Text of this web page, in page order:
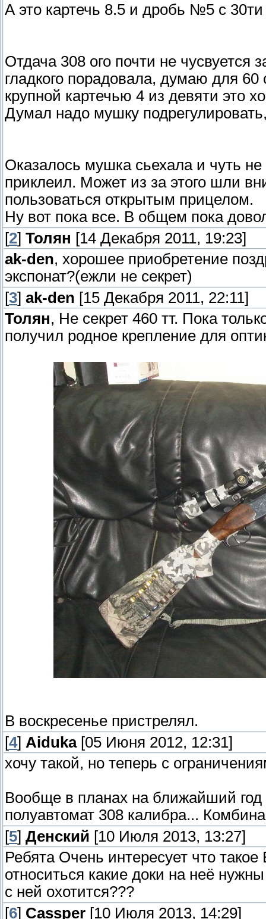
А это картечь 8.5 и дробь №5 с
Отдача 308 ого почти не чусвуется
гладкого порадовала, думаю для
крупной картечью 4 из девяти это
Думал надо мушку
Оказалось мушка сьехала и чуть
приклеил. Может из за этого шли
пользоваться открытым прицелом.
Ну вот пока все. В общем пока
[2] Толян [14 Декабря 2011, 19:23]
ak-den, хорошее приобретение
экспонат?(ежли не секрет)
[3] ak-den [15 Декабря 2011, 22:11]
Толян, Не секрет 460 тт. Пока
получил родное крепление для
В воскресенье пристрелял.
[4] Aiduka[05 Июня 2012, 12:31]
хочу такой, но теперь с
Вообще в планах на ближайший год
полуавтомат 308 калибра...
[5] Денский [10 Июля 2013, 13:27]
Ребята Очень интересует что
относиться какие доки на неё
с ней охотится???
[6] Cassper [10 Июля 2013, 14:29]